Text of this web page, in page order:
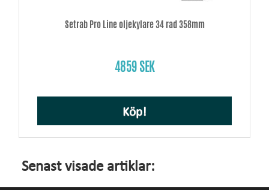
Setrab Pro Line oljekylare 34 rad 358mm
4859 SEK
Köp!
Senast visade artiklar: